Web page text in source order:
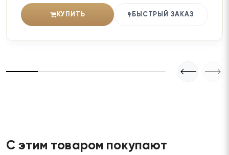
КУПИТЬ БЫСТРЫЙ ЗАКАЗ
С этим товаром покупают